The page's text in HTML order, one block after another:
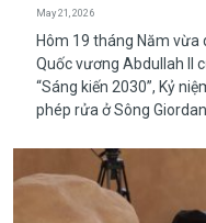
May 21, 2026
​​​​​​​Hôm 19 tháng Năm vừa
Quốc vương Abdullah II
“Sáng kiến 2030”, Kỷ
phép rửa ở Sông